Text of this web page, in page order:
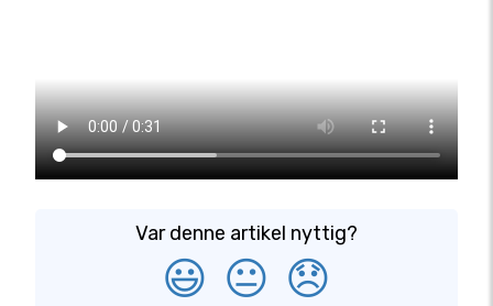
Var denne artikel nyttig?
😃 😐 😞